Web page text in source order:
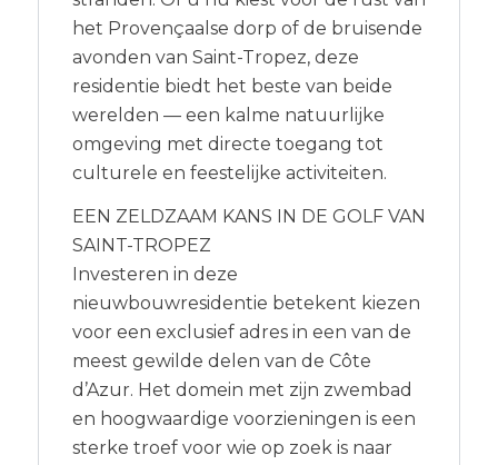
het Provençaalse dorp of de bruisende
avonden van Saint-Tropez, deze
residentie biedt het beste van beide
werelden — een kalme natuurlijke
omgeving met directe toegang tot
culturele en feestelijke activiteiten.
EEN ZELDZAAM KANS IN DE GOLF VAN
SAINT-TROPEZ
Investeren in deze
nieuwbouwresidentie betekent kiezen
voor een exclusief adres in een van de
meest gewilde delen van de Côte
d’Azur. Het domein met zijn zwembad
en hoogwaardige voorzieningen is een
sterke troef voor wie op zoek is naar